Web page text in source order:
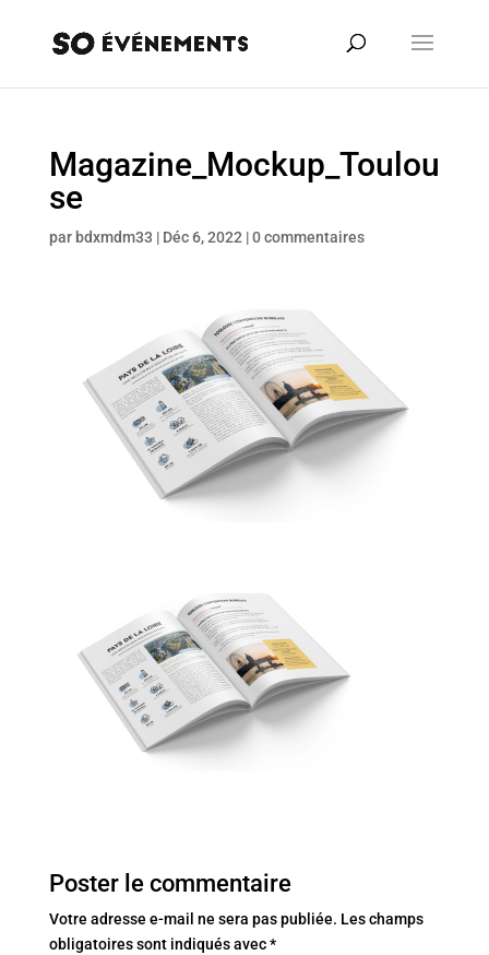
Magazine_Mockup_Toulou
se
par bdxmdm33 | Déc 6, 2022 |0 commentaires
Poster le commentaire
Votre adresse e-mail ne sera pas publiée. Les champs
obligatoires sont indiqués avec*